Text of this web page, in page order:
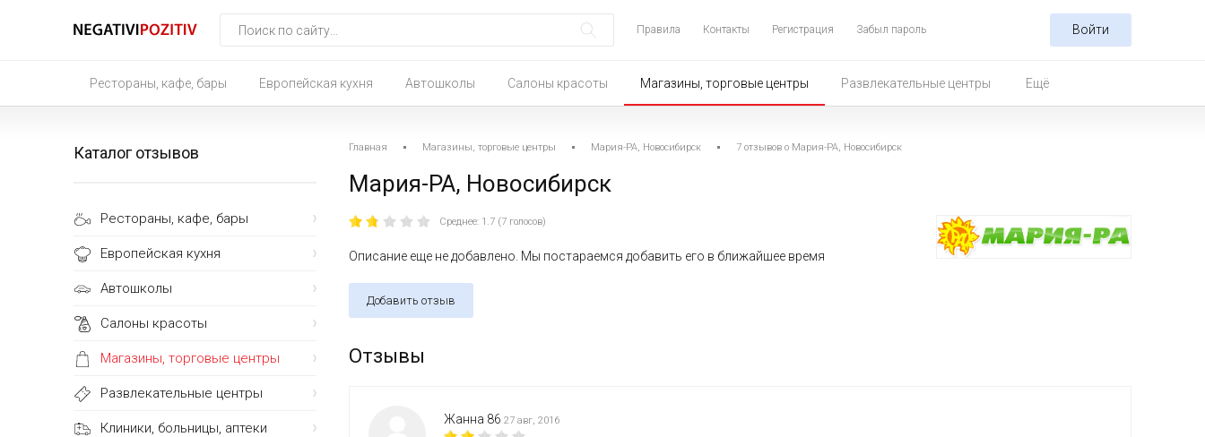
Правила Контакты Регистрация Забыл пароль Войти
Рестораны, кафе, бары Европейская кухня Автошколы Салоны красоты Магазины, торговые центры Развлекательные центры Ещё
Каталог отзывов
Рестораны, кафе, бары
Европейская кухня
Автошколы
Салоны красоты
Магазины, торговые центры
Развлекательные центры
Клиники, больницы, аптеки
Главная Магазины, торговые центры Мария-РА, Новосибирск 7 отзывов о Мария-РА, Новосибирск
Мария-РА, Новосибирск
Среднее: 1.7 (7 голосов)
Описание еще не добавлено. Мы постараемся добавить его в ближайшее время
Добавить отзыв
Отзывы
Жанна 86 27 авг, 2016